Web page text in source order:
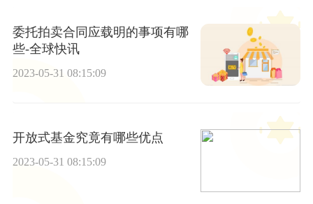
委托拍卖合同应载明的事项有哪
些-全球快讯
2023-05-31 08:15:09
开放式基金究竟有哪些优点
2023-05-31 08:15:09